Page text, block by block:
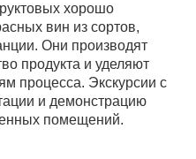
хорошо
вин из сортов,
Они производят
продукта и уделяют
процесса. Экскурсии с
и демонстрацию
помещений.